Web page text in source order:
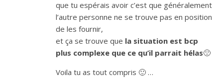
que tu espérais avoir c’est que généralement
l’autre personne ne se trouve pas en position
de les fournir,
et ça se trouve que la situation est bcp
plus complexe que ce qu’il parrait hélas🙁
Voila tu as tout compris 🙂 …